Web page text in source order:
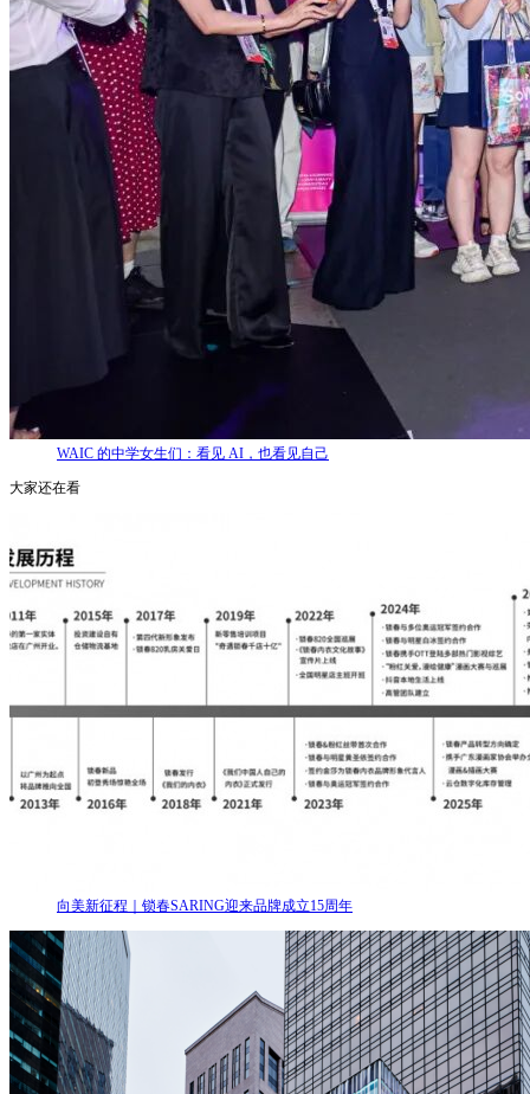
WAIC 的中学女生们：看见 AI，也看见自己
大家还在看
向美新征程｜锁春SARING迎来品牌成立15周年